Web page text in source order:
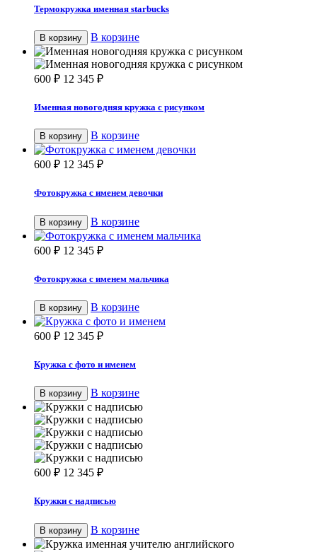
Термокружка именная starbucks
В корзину В корзине
600 ₽ 12 345 ₽
Именная новогодняя кружка с рисунком
В корзину В корзине
600 ₽ 12 345 ₽
Фотокружка с именем девочки
В корзину В корзине
600 ₽ 12 345 ₽
Фотокружка с именем мальчика
В корзину В корзине
600 ₽ 12 345 ₽
Кружка с фото и именем
В корзину В корзине
600 ₽ 12 345 ₽
Кружки с надписью
В корзину В корзине